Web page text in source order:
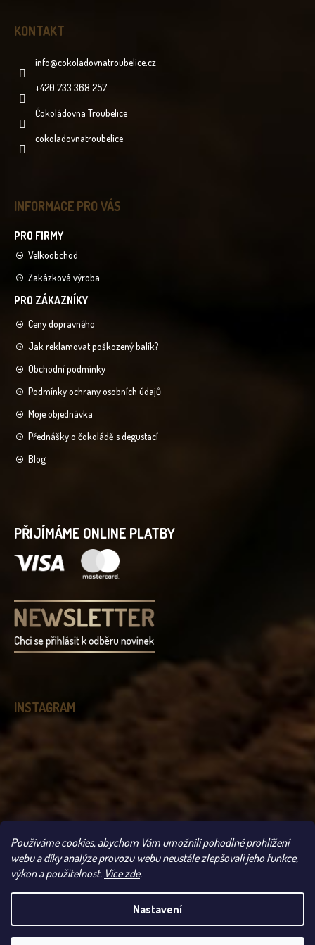
Používáme cookies, abychom Vám umožnili pohodlné prohlížení
webu a díky analýze provozu webu neustále zlepšovali jeho funkce,
výkon a použitelnost. Více zde.
Nastavení
UPOZORNĚNÍ: VLIVEM VYSOKÝCH TEPLOT SE MŮŽE
ODESLÁNÍ VAŠÍ ZÁSILKY POZDRŽET. POKUD SI
KONTAKT
info@cokoladovnatroubelice.cz
+420 733 368 257
Čokoládovna Troubelice
cokoladovnatroubelice
INFORMACE PRO VÁS
Velkoobchod
Zakázková výroba
Ceny dopravného
Jak reklamovat poškozený balík?
Obchodní podmínky
Podmínky ochrany osobních údajů
Moje objednávka
Přednášky o čokoládě s degustací
Blog
PŘIJÍMÁME ONLINE PLATBY
INSTAGRAM
Sledovat na Instagramu
Čokoládovna Troubelice